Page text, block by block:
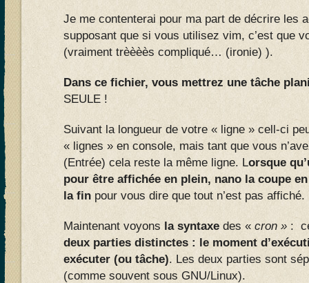
Je me contenterai pour ma part de décrire les
supposant que si vous utilisez vim, c’est que
(vraiment trèèèès compliqué… (ironie) ).
Dans ce fichier, vous mettrez une tâche
SEULE !
Suivant la longueur de votre « ligne » cell-ci
« lignes » en console, mais tant que vous
(Entrée) cela reste la même ligne. Lorsque
pour être affichée en plein, nano la coupe
la fin pour vous dire que tout n’est pas affiché.
Maintenant voyons la syntaxe des « cron » :
deux parties distinctes : le moment
exécuter (ou tâche). Les deux parties sont
(comme souvent sous GNU/Linux).